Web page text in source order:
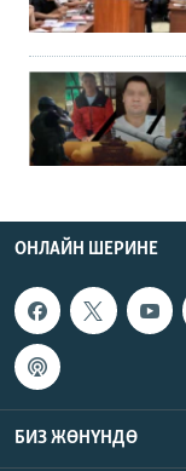
ОНЛАЙН ШЕРИНЕ
БИЗ ЖӨНҮНДӨ